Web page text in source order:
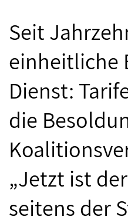
Seit
einheitliche
Dienst:
die
„Jetzt ist
seitens der